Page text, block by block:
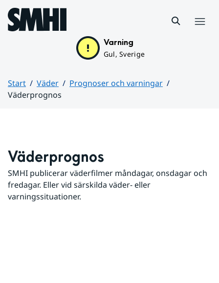
Hoppa till sidans innehåll
Varning
Gul, Sverige
Start Väder
Prognoser och varningar
Väderprognos
Väderprognos
SMHI publicerar väderfilmer måndagar, onsdagar och
fredagar. Eller vid särskilda väder- eller
varningssituationer.